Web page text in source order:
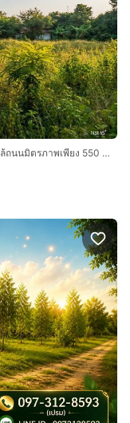
ขายที่ดิน 24 ไร่ 1 งาน 54 ตร.วา อ.เพ็ญ อุดรธานี ใกล้ถนนมิตรภาพเพียง 550 เมตร